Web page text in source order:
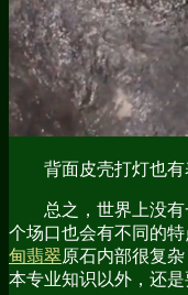
背面皮壳打灯也有
总之，世界上没
个场口也会有不同的
甸翡翠原石内部很复
本专业知识以外，还是